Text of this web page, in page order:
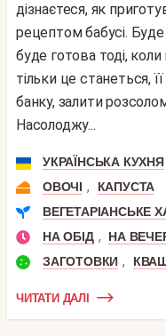
дізнаєтеся, як
рецептом бабусі.
буде готова тоді,
тільки це станеться,
банку, залити
Насолоджу...
УКРАЇНСЬКА КУХНЯ
ОВОЧІ ,
КАПУСТА
ВЕГЕТАРІАНСЬКЕ
НА ОБІД ,
НА
ЗАГОТОВКИ ,
ЧИТАТИ ДАЛІ